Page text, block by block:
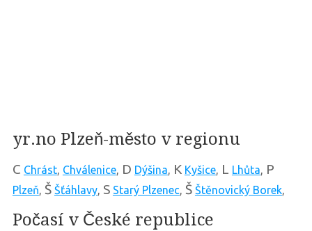
yr.no Plzeň-město v regionu
C Chrást, Chválenice, D Dýšina, K Kyšice, L Lhůta, P
Plzeň, Š Šťáhlavy, S Starý Plzenec, Š Štěnovický Borek,
Počasí v České republice